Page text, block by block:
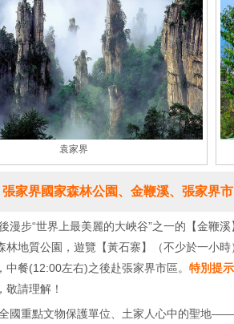
袁家界
家界國家森林公園、金鞭溪、張家界市
漫步“世界上最美麗的大峽谷”之一的【金鞭
林地質公園，遊覽【黃石寨】（不少於一小
中餐(12:00左右)之後赴張家界市區。 特別提示
敬請理解！
國重點文物保護單位、土家人心中的聖地